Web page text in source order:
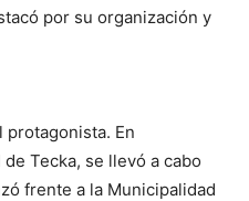
por su organización y
protagonista. En
Tecka, se llevó a cabo
frente a la Municipalidad